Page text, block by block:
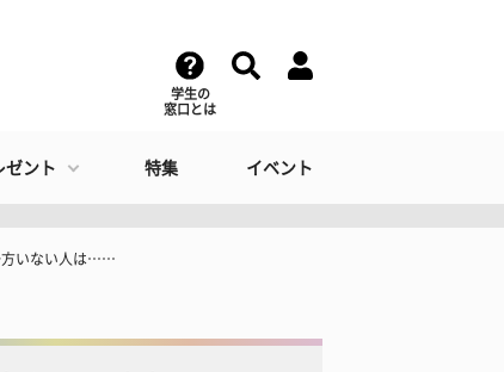
学生の
窓口とは
ゼント 特集 イベント
方いない人は……